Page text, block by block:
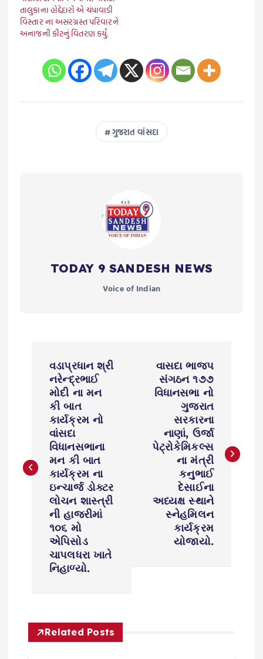
તાલુકાના હોદ્દેદારો એ ચંપાવાડી
વિસ્તાર ના અસરગ્રસ્ત પરિવારને
અનાજની કીટનું વિતરણ કર્યું.
ગુજરાત વાંસદા
TODAY 9 SANDESH NEWS
Voice of Indian
n
a
t
વડાપ્રધાન શ્રી
નરેન્દ્રભાઈ
મોદી ના મન
કી બાત
કાર્યક્રમ નો
વાંસદા
વિધાનસભાના
મન કી બાત
કાર્યક્રમ ના
ઇન્ચાર્જ ડોક્ટર
લોચન શાસ્ત્રી
ની હાજરીમાં
૧૦૬ મો
એપિસોડ
ચાપલધરા ખાતે
નિહાળ્યો.
વાસદા ભાજપ
સંગઠન ૧૭૭
વિધાનસભા નો
ગુજરાત
સરકારના
નાણાં, ઉર્જા
પેટ્રોકેમિકલ્સ
ના મંત્રી
કનુભાઈ
દેસાઈના
અધ્યક્ષ સ્થાને
સ્નેહમિલન
કાર્યક્રમ
યોજાયો.
Related Posts